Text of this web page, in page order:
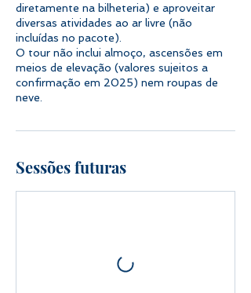
diretamente na bilheteria) e aproveitar
diversas atividades ao ar livre (não
incluídas no pacote).
O tour não inclui almoço, ascensões em
meios de elevação (valores sujeitos a
confirmação em 2025) nem roupas de
neve.
Sessões futuras